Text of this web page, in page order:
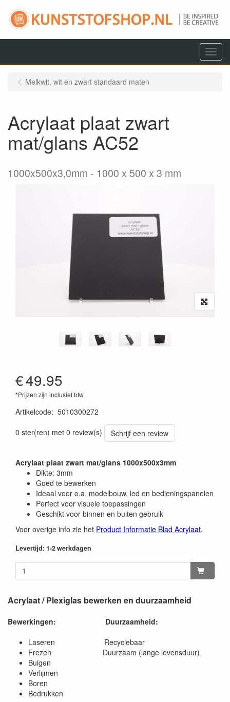
Menu
Melkwit, wit en zwart standaard maten
Acrylaat plaat zwart
mat/glans AC52
1000x500x3,0mm 1000 x 500 x 3 mm
€49.95
*Prijzen zijn inclusief btw
Artikelcode: 5010300272
0 ster(ren) met 0 review(s)
Schrijf een review
Acrylaat plaat zwart mat/glans 1000x500x3mm
Dikte: 3mm
Goed te bewerken
Ideaal voor o.a. modelbouw, led en bedieningspanelen
Perfect voor visuele toepassingen
Geschikt voor binnen en buiten gebruik
Voor overige info zie het Product Informatie Blad Acrylaat.
Levertijd: 1-2 werkdagen
Acrylaat / Plexiglas bewerken en duurzaamheid
Bewerkingen:
Duurzaamheid:
Laseren Recyclebaar
Frezen Duurzaam (lange levensduur)
Buigen
Verlijmen
Boren
Bedrukken